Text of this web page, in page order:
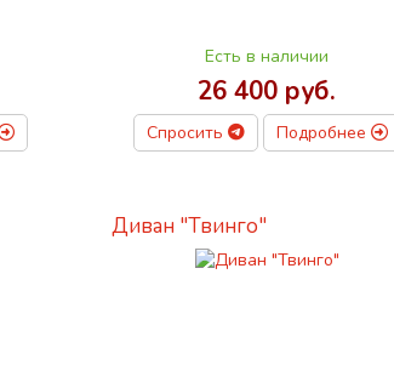
Есть в наличии
26 400 руб.
Спросить Подробнее
Диван "Твинго"